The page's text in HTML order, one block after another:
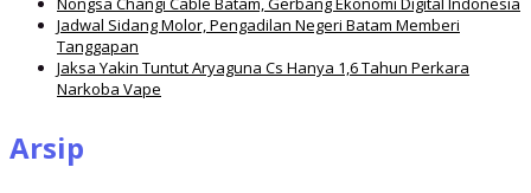
Jadwal Sidang Molor, Pengadilan Negeri Batam Memberi
Tanggapan
Jaksa Yakin Tuntut Aryaguna Cs Hanya 1,6 Tahun Perkara
Narkoba Vape
Arsip